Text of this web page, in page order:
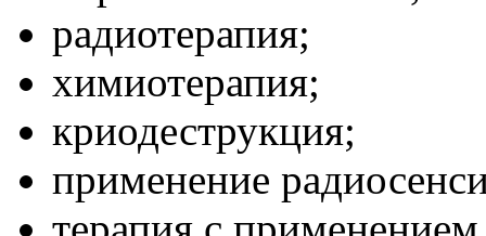
радиотерапия;
химиотерапия;
криодеструкция;
применение